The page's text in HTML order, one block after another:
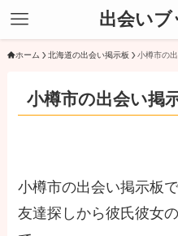
出会いブ
ホーム 北海道の出会い掲示板 小樽市の
小樽市の出会い掲
小樽市の出会い掲示板で
友達探しから彼氏彼女